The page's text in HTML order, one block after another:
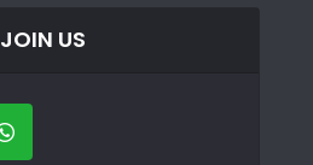
JOIN US